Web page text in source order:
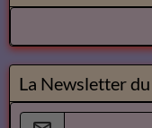
La Newsletter